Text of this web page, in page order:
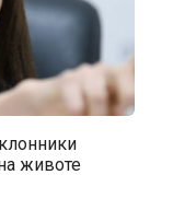
животе